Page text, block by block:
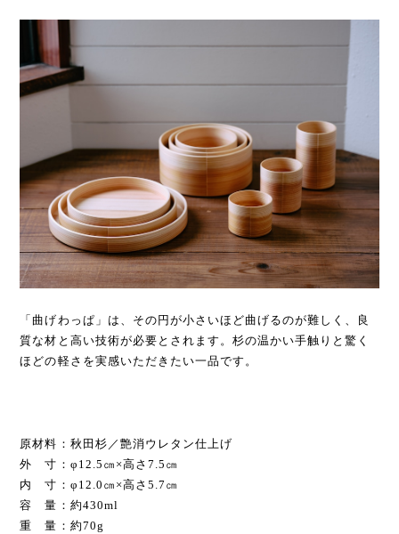
「曲げわっぱ」は、その円が小さいほど曲げるのが難しく、良
質な材と高い技術が必要とされます。杉の温かい手触りと驚く
ほどの軽さを実感いただきたい一品です。
原材料：秋田杉／艶消ウレタン仕上げ
外 寸：φ12.5㎝×高さ7.5㎝
内 寸：φ12.0㎝×高さ5.7㎝
容 量：約430ml
重 量：約70g